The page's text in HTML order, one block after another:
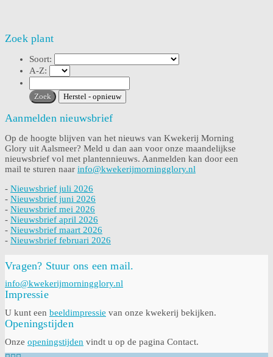
Zoek plant
Soort:
A-Z:
Aanmelden nieuwsbrief
Op de hoogte blijven van het nieuws van Kwekerij Morning
Glory uit Aalsmeer? Meld u dan aan voor onze maandelijkse
nieuwsbrief vol met plantennieuws. Aanmelden kan door een
mail te sturen naar info@kwekerijmorningglory.nl
- Nieuwsbrief juli 2026
- Nieuwsbrief juni 2026
- Nieuwsbrief mei 2026
- Nieuwsbrief april 2026
- Nieuwsbrief maart 2026
- Nieuwsbrief februari 2026
Vragen? Stuur ons een mail.
info@kwekerijmorningglory.nl
Impressie
U kunt een beeldimpressie van onze kwekerij bekijken.
Openingstijden
Onze openingstijden vindt u op de pagina Contact.